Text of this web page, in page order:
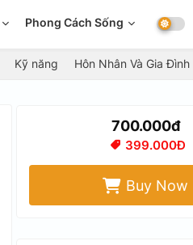
Phong Cách Sống
Kỹ năng Hôn Nhân Và Gia Đình
700.000đ
399.000Đ
Buy Now